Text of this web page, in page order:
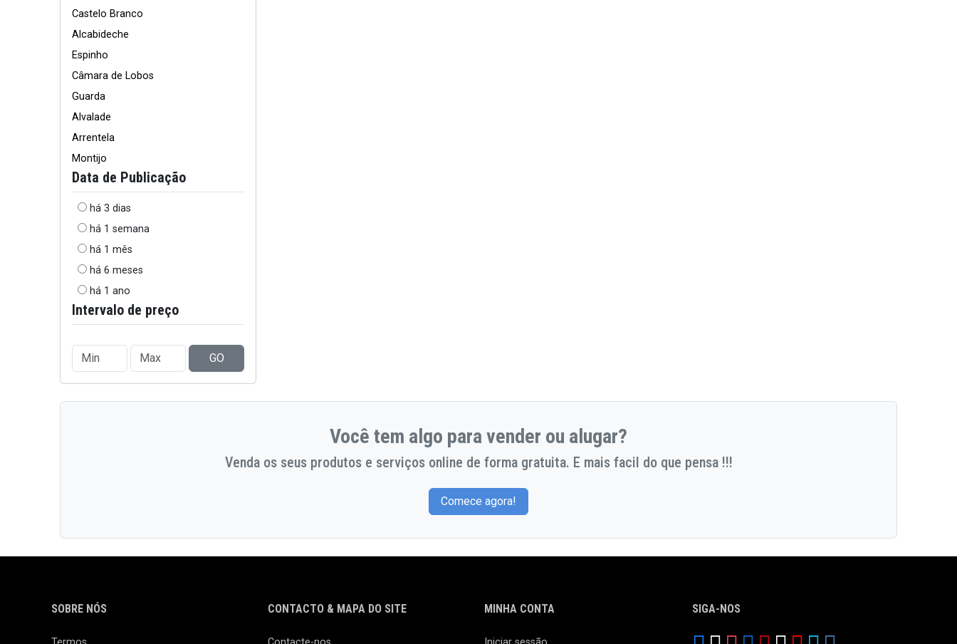
Castelo Branco
Alcabideche
Espinho
Câmara de Lobos
Guarda
Alvalade
Arrentela
Montijo
Data de Publicação
há 3 dias
há 1 semana
há 1 mês
há 6 meses
há 1 ano
Intervalo de preço
GO
Você tem algo para vender ou alugar?
Venda os seus produtos e serviços online de forma gratuita. E mais facil do que pensa !!!
Comece agora!
SOBRE NÓS CONTACTO & MAPA DO SITE MINHA CONTA SIGA-NOS